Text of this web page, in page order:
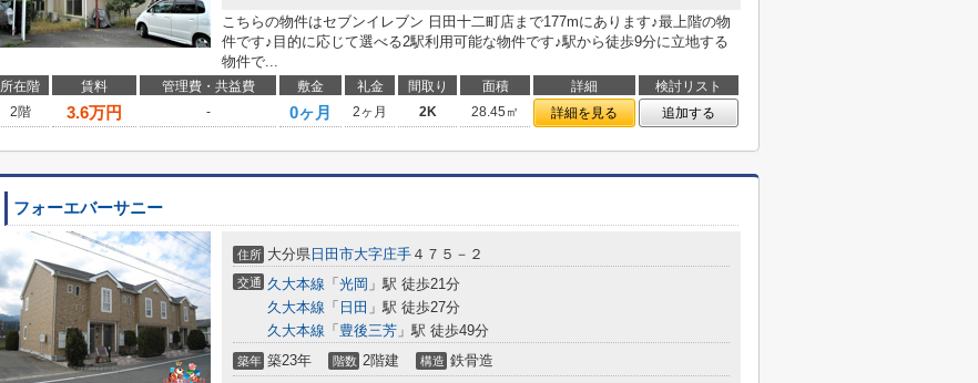
こちらの物件はセブンイレブン 日田十二町店まで177mにあります♪最上階の物
件です♪目的に応じて選べる2駅利用可能な物件です♪駅から徒歩9分に立地する
物件で...
所在階 賃料 管理費・共益費 敷金 礼金 間取り 面積 詳細
検討リスト
2階
3.6万円 - 0ヶ月 2ヶ月 2K 28.45㎡ 詳細を見る 追加する
フォーエバーサニー
住所 大分県 日田市大字庄手 ４７５－２
交通 久大本線 「 光岡 」駅 徒歩21分
久大本線 「 日田 」駅 徒歩27分
久大本線 「 豊後三芳 」駅 徒歩49分
築年 築23年 階数 2階建 構造 鉄骨造